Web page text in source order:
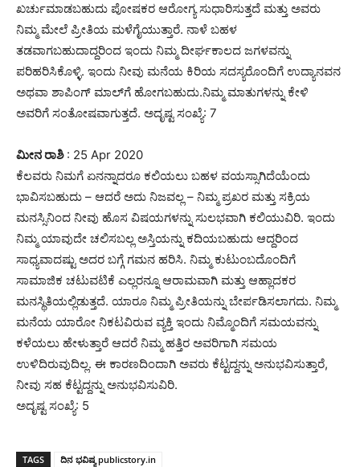
ಖರ್ಚುಮಾಡಬಹುದು ಪೋಷಕರ ಆರೋಗ್ಯ ಸುಧಾರಿಸುತ್ತದೆ ಮತ್ತು ಅವರು
ನಿಮ್ಮ ಮೇಲೆ ಪ್ರೀತಿಯ ಮಳೆಗೈಯುತ್ತಾರೆ. ನಾಳೆ ಬಹಳ
ತಡವಾಗಬಹುದಾದ್ದರಿಂದ ಇಂದು ನಿಮ್ಮ ದೀರ್ಘಕಾಲದ ಜಗಳವನ್ನು
ಪರಿಹರಿಸಿಕೊಳ್ಳಿ. ಇಂದು ನೀವು ಮನೆಯ ಕಿರಿಯ ಸದಸ್ಯರೊಂದಿಗೆ ಉದ್ಯಾನವನ
ಅಥವಾ ಶಾಪಿಂಗ್ ಮಾಲ್‌ಗೆ ಹೋಗಬಹುದು.ನಿಮ್ಮ ಮಾತುಗಳನ್ನು ಕೇಳಿ
ಅವರಿಗೆ ಸಂತೋಷವಾಗುತ್ತದೆ. ಅದೃಷ್ಟ ಸಂಖ್ಯೆ: 7
ಮೀನ ರಾಶಿ : 25 Apr 2020
ಕೆಲವರು ನಿಮಗೆ ಏನನ್ನಾದರೂ ಕಲಿಯಲು ಬಹಳ ವಯಸ್ಸಾಗಿದೆಯೆಂದು
ಭಾವಿಸಬಹುದು – ಆದರೆ ಅದು ನಿಜವಲ್ಲ – ನಿಮ್ಮ ಪ್ರಖರ ಮತ್ತು ಸಕ್ರಿಯ
ಮನಸ್ಸಿನಿಂದ ನೀವು ಹೊಸ ವಿಷಯಗಳನ್ನು ಸುಲಭವಾಗಿ ಕಲಿಯುವಿರಿ. ಇಂದು
ನಿಮ್ಮ ಯಾವುದೇ ಚಲಿಸಬಲ್ಲ ಅಸ್ತಿಯನ್ನು ಕದಿಯಬಹುದು ಆದ್ದರಿಂದ
ಸಾಧ್ಯವಾದಷ್ಟು ಅದರ ಬಗ್ಗೆ ಗಮನ ಹರಿಸಿ. ನಿಮ್ಮ ಕುಟುಂಬದೊಂದಿಗೆ
ಸಾಮಾಜಿಕ ಚಟುವಟಿಕೆ ಎಲ್ಲರನ್ನೂ ಆರಾಮವಾಗಿ ಮತ್ತು ಆಹ್ಲಾದಕರ
ಮನಸ್ಥಿತಿಯಲ್ಲಿಡುತ್ತದೆ. ಯಾರೂ ನಿಮ್ಮ ಪ್ರೀತಿಯನ್ನು ಬೇರ್ಪಡಿಸಲಾಗದು. ನಿಮ್ಮ
ಮನೆಯ ಯಾರೋ ನಿಕಟವಿರುವ ವ್ಯಕ್ತಿ ಇಂದು ನಿಮ್ಮೊಂದಿಗೆ ಸಮಯವನ್ನು
ಕಳೆಯಲು ಹೇಳುತ್ತಾರೆ ಆದರೆ ನಿಮ್ಮ ಹತ್ತಿರ ಅವರಿಗಾಗಿ ಸಮಯ
ಉಳಿದಿರುವುದಿಲ್ಲ. ಈ ಕಾರಣದಿಂದಾಗಿ ಅವರು ಕೆಟ್ಟದ್ದನ್ನು ಅನುಭವಿಸುತ್ತಾರೆ,
ನೀವು ಸಹ ಕೆಟ್ಟದ್ದನ್ನು ಅನುಭವಿಸುವಿರಿ.
ಅದೃಷ್ಟ ಸಂಖ್ಯೆ: 5
TAGS ದಿನ ಭವಿಷ್ಯ publicstory.in